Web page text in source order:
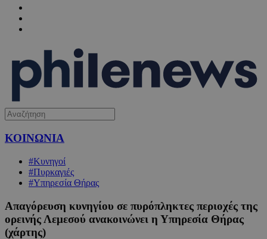
ΚΟΙΝΩΝΙΑ
#Κυνηγοί
#Πυρκαγιές
#Υπηρεσία Θήρας
Απαγόρευση κυνηγίου σε πυρόπληκτες περιοχές της
ορεινής Λεμεσού ανακοινώνει η Υπηρεσία Θήρας
(χάρτης)